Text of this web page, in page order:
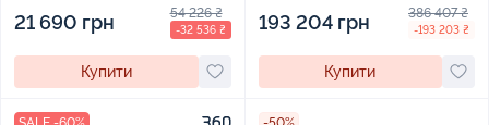
21 690 грн 54 226 ₴
-32 536 ₴
Купити
193 204 грн 386 407 ₴
-193 203 ₴
Купити